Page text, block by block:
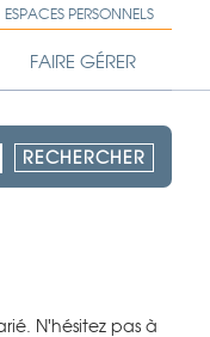
ESPACES PERSONNELS
FAIRE GÉRER
N'hésitez pas à